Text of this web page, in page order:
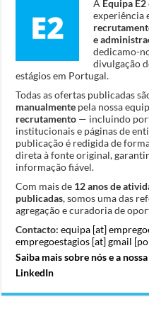
A Equipa E2
experiência
e
dedicamo-
divulgação
estágios em Portugal.
Todas as ofertas publicadas
manualmente pela nossa
recrutamento — incluindo
institucionais e páginas de
publicação é redigida de
direta à fonte original,
informação fiável.
Com mais de 12 anos de
publicadas, somos uma das
agregação e curadoria de
Contacto: equipa [at]
empregoestagios [at] gmail
Saiba mais sobre nós e a
LinkedIn